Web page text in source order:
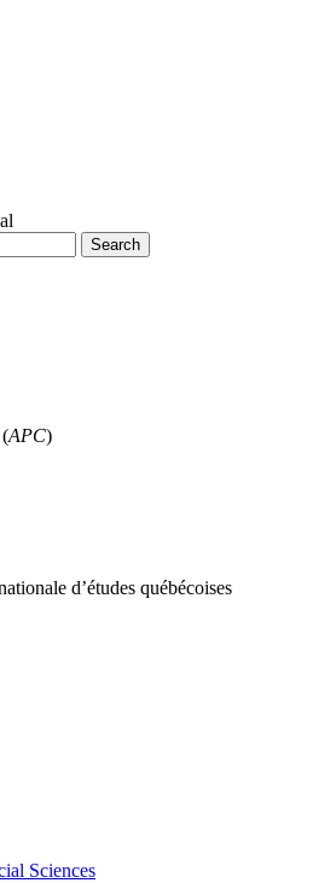
Search
APC)
d’études québécoises
Sciences